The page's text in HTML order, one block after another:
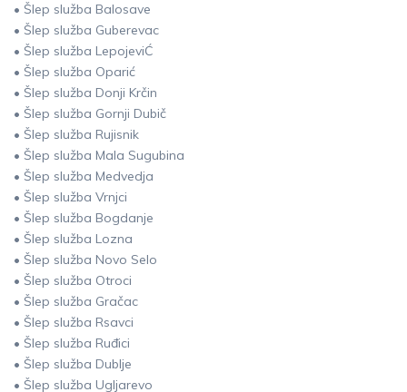
• Šlep služba Balosave
• Šlep služba Guberevac
• Šlep služba LepojeviĆ
• Šlep služba Oparić
• Šlep služba Donji Krčin
• Šlep služba Gornji Dubič
• Šlep služba Rujisnik
• Šlep služba Mala Sugubina
• Šlep služba Medvedja
• Šlep služba Vrnjci
• Šlep služba Bogdanje
• Šlep služba Lozna
• Šlep služba Novo Selo
• Šlep služba Otroci
• Šlep služba Gračac
• Šlep služba Rsavci
• Šlep služba Ruđici
• Šlep služba Dublje
• Šlep služba Ugljarevo